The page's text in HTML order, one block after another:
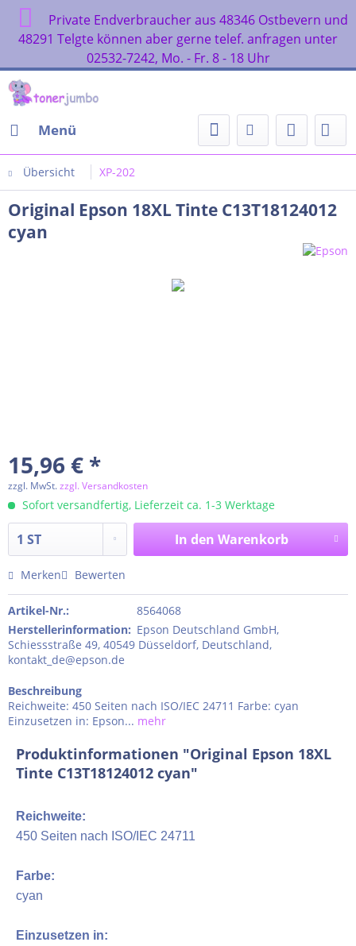
Private Endverbraucher aus 48346 Ostbevern und
48291 Telgte können aber gerne telef. anfragen unter
02532-7242, Mo. - Fr. 8 - 18 Uhr
Menü
Übersicht XP-202
Original Epson 18XL Tinte C13T18124012
cyan
15,96 € *
zzgl. MwSt.zzgl. Versandkosten
Sofort versandfertig, Lieferzeit ca. 1-3 Werktage
In den Warenkorb
Merken Bewerten
Artikel-Nr.:
8564068
Herstellerinformation: Epson Deutschland GmbH,
Schiessstraße 49, 40549 Düsseldorf, Deutschland,
kontakt_de@epson.de
Beschreibung
Reichweite: 450 Seiten nach ISO/IEC 24711 Farbe: cyan
Einzusetzen in: Epson... mehr
Produktinformationen "Original Epson 18XL
Tinte C13T18124012 cyan"
Reichweite:
450 Seiten nach ISO/IEC 24711
Farbe:
cyan
Einzusetzen in: